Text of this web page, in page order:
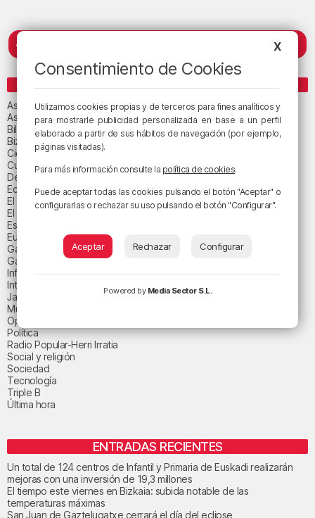
< Página anterior
CATEGORÍAS
Asteburuko Planak
Asteko abestia
Bilbao
Bizkaia
Ciencia y salud
Cultura
Deportes
Economía
El paisaje de la semana
El paisaje del día
Espacio patrocinado
Euskadi
Gastronomía
Gaurko abestia
Informativos
Internacional
Jaialdi 2025
Música
Opinión
Política
Radio Popular-Herri Irratia
Social y religión
Sociedad
Tecnología
Triple B
Última hora
ENTRADAS RECIENTES
Un total de 124 centros de Infantil y Primaria de Euskadi realizarán
mejoras con una inversión de 19,3 millones
El tiempo este viernes en Bizkaia: subida notable de las
temperaturas máximas
San Juan de Gaztelugatxe cerrará el día del eclipse
X
Consentimiento de Cookies
Utilizamos cookies propias y de terceros para fines analíticos y
para mostrarle publicidad personalizada en base a un perfil
elaborado a partir de sus hábitos de navegación (por ejemplo,
páginas visitadas).
Para más información consulte la política de cookies.
Puede aceptar todas las cookies pulsando el botón "Aceptar" o
configurarlas o rechazar su uso pulsando el botón "Configurar".
Aceptar Rechazar Configurar
Powered by Media Sector S.L.